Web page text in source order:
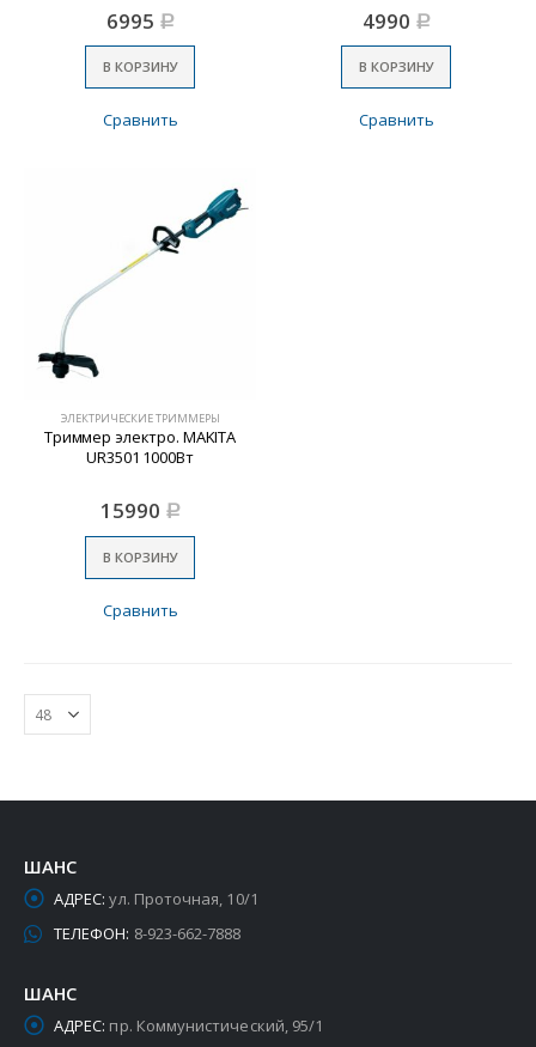
6995 Р
В КОРЗИНУ
Сравнить
4990 Р
В КОРЗИНУ
Сравнить
ЭЛЕКТРИЧЕСКИЕ ТРИММЕРЫ
Триммер электро. MAKITA
UR3501 1000Вт
15990 Р
В КОРЗИНУ
Сравнить
ШАНС
АДРЕС: ул. Проточная, 10/1
ТЕЛЕФОН: 8-923-662-7888
ШАНС
АДРЕС: пр. Коммунистический, 95/1